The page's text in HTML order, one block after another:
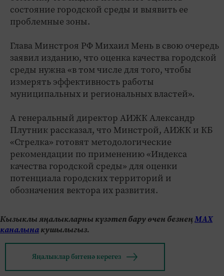
состояние городской среды и выявить ее
проблемные зоны.
Глава Минстроя РФ Михаил Мень в свою очередь
заявил изданию, что оценка качества городской
среды нужна «в том числе для того, чтобы
измерять эффективность работы
муниципальных и региональных властей».
А генеральный директор АИЖК Александр
Плутник рассказал, что Минстрой, АИЖК и КБ
«Стрелка» готовят методологические
рекомендации по применению «Индекса
качества городской среды» для оценки
потенциала городских территорий и
обозначения вектора их развития.
Кызыклы яңалыкларны күзәтеп бару өчен безнеңМАХ
каналынакушылыгыз.
Яңалыклар битенә керегез